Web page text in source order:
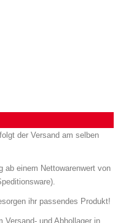
der Versand am selben
ab einem Nettowarenwert von
ihr passendes Produkt!
Versand- und Abhollager in